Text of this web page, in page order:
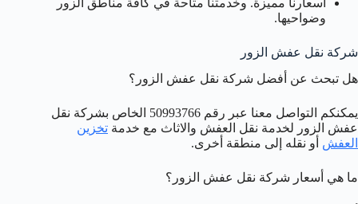
وضواحيها.
شركة نقل عفش الزور
هل تبحث عن أفضل شركة نقل عفش الزور؟
يمكنكم التواصل معنا عبر رقم 50993766 الخاص بشركة نقل
عفش الزور لخدمة نقل العفش والاثاث مع خدمة تخزين
العفش أو نقله إلى منطقة أخرى.
ما هي أسعار شركة نقل عفش الزور؟